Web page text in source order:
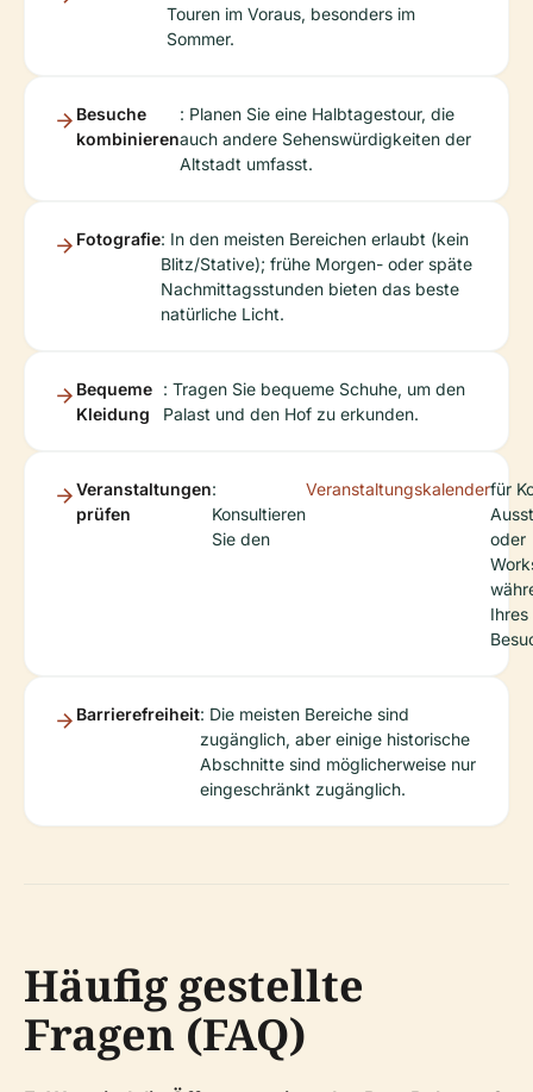
Touren im Voraus, besonders im
Sommer.
Besuche
kombinieren
: Planen Sie eine Halbtagestour, die
auch andere Sehenswürdigkeiten der
Altstadt umfasst.
Fotografie: In den meisten Bereichen erlaubt (kein
Blitz/Stative); frühe Morgen- oder späte
Nachmittagsstunden bieten das beste
natürliche Licht.
Bequeme
Kleidung
: Tragen Sie bequeme Schuhe, um den
Palast und den Hof zu erkunden.
Veranstaltungen
prüfen
:
Konsultieren
Sie den
Veranstaltungskalenderfür
oder
Ihres
Barrierefreiheit: Die meisten Bereiche sind
zugänglich, aber einige historische
Abschnitte sind möglicherweise nur
eingeschränkt zugänglich.
Häufig gestellte
Fragen (FAQ)